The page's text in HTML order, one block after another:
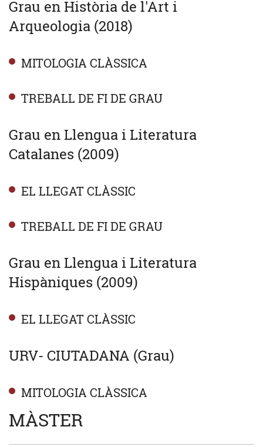
Grau en Història de l'Art i
Arqueologia (2018)
MITOLOGIA CLÀSSICA
TREBALL DE FI DE GRAU
Grau en Llengua i Literatura
Catalanes (2009)
EL LLEGAT CLÀSSIC
TREBALL DE FI DE GRAU
Grau en Llengua i Literatura
Hispàniques (2009)
EL LLEGAT CLÀSSIC
URV- CIUTADANA (Grau)
MITOLOGIA CLÀSSICA
MÀSTER